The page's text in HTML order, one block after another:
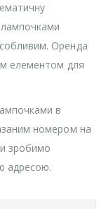
лампочками
Оренда
елементом для
в
номером на
зробимо
адресою.